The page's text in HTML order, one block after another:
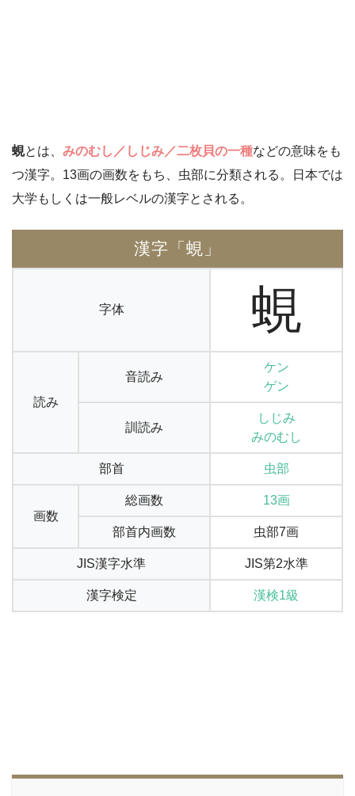
蜆とは、 みのむし／しじみ／二枚貝の一種などの意味をも
つ漢字。13画の画数をもち、虫部に分類される。日本では
大学もしくは一般レベルの漢字とされる。
漢字「蜆」
字体 蜆
読み
音読み
ケン
ゲン
訓読み
しじみ
みのむし
部首 虫部
画数
総画数 13画
部首内画数 虫部7画
JIS漢字水準 JIS第2水準
漢字検定 漢検1級